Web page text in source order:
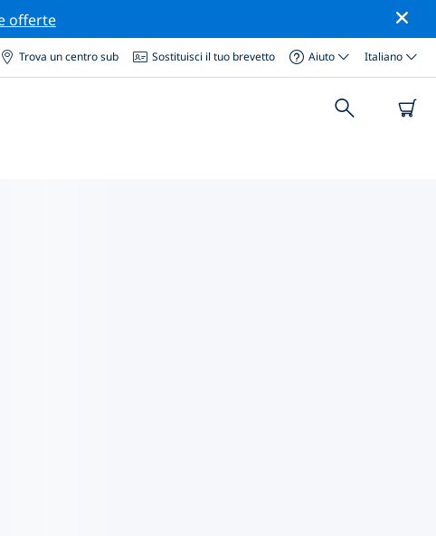
offerte
Trova un centro sub Sostituisci il tuo brevetto Aiuto Italiano